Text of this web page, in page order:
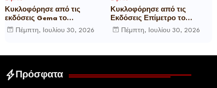
Κυκλοφόρησε από τις
εκδόσεις Gema το
μυθιστόρημα του γνωστού
δημοσιογράφου Γεώργιου Θ.
Πέμπτη, Ιουλίου 30, 2026
Κυκλοφόρησε από τις
Εκδόσεις Επίμετρο το
αστυνομικό μυθιστόρημα της
Κατερίνας Πανούση Οι ρόλοι
Πέμπτη, Ιουλίου 30, 2026
Πρόσφατα